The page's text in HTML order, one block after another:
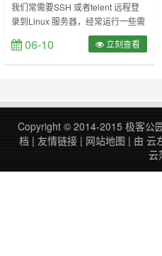
我们常需要SSH 或者telent 远程登
录到Linux 服务器，经常运行一些需
要很长时间才能完成的任务，在此期
间不能关掉窗口或者断开连接，否则
这个任务就会被杀掉，一切半途而废
06-10 立刻查看
Copyright © 2014-2015 极客公
档 | 友情链接 | 网站地图 | 由 云
云